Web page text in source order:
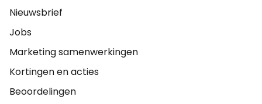
Nieuwsbrief
Jobs
Marketing samenwerkingen
Kortingen en acties
Beoordelingen